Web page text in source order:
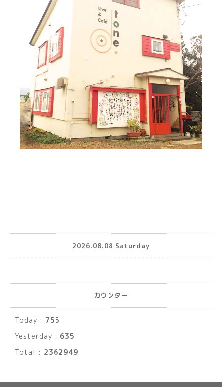
2026.08.08 Saturday
カウンター
Today : 755
Yesterday : 635
Total : 2362949